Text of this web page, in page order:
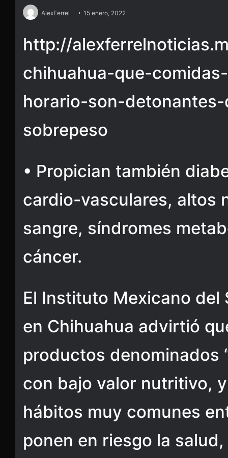
AlexFerrel 15 enero, 2022
http://
chihuahua-que-
horario-son-
sobrepeso
• Propician también
cardio-vasculares, altos
sangre, síndromes
cáncer.
El Instituto Mexicano del
en Chihuahua advirtió
productos denominados
con bajo valor nutritivo,
hábitos muy comunes
ponen en riesgo la